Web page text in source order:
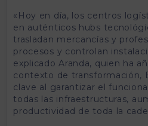
«Hoy en día, los centros
en auténticos hubs
trasladan mercancías y
procesos y controlan
explicado Aranda, quien ha
contexto de transformación,
clave al garantizar el
todas las infraestructuras,
productividad de toda la